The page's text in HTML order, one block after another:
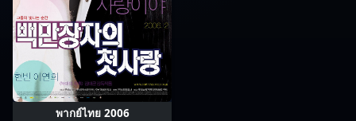
พากย์ไทย 2006